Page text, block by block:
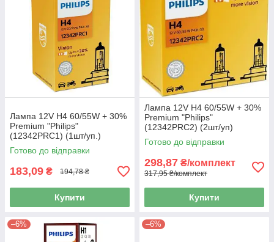
Лампа 12V H4 60/55W + 30%
Premium "Philips"
(12342PRC1) (1шт/уп.)
Готово до відправки
183,09 ₴ 194,78 ₴
Купити
Лампа 12V H4 60/55W + 30%
Premium "Philips"
(12342PRC2) (2шт/уп)
Готово до відправки
298,87 ₴/комплект
317,95 ₴/комплект
Купити
–6% –6%